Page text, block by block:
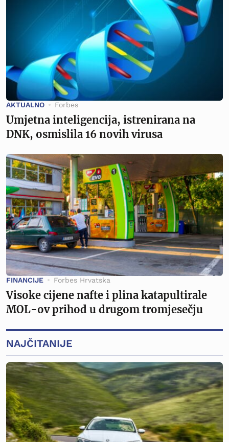
AKTUALNO Forbes
Umjetna inteligencija, istrenirana na
DNK, osmislila 16 novih virusa
FINANCIJE Forbes Hrvatska
Visoke cijene nafte i plina katapultirale
MOL-ov prihod u drugom tromjesečju
NAJČITANIJE